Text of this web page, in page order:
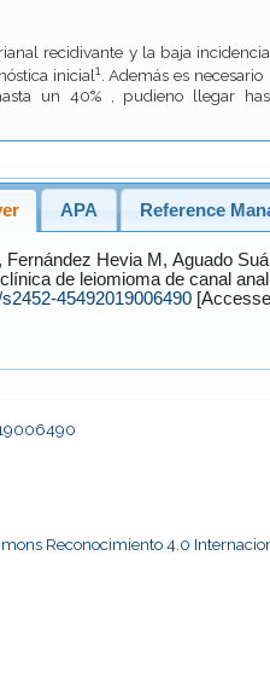
recidivante y la baja
inicial1. Además es
un 40% , pudieno llegar
APA Reference
Fernández HeviaM, Aguado
de leiomioma de canal
45492019006490
Reconocimiento 4.0